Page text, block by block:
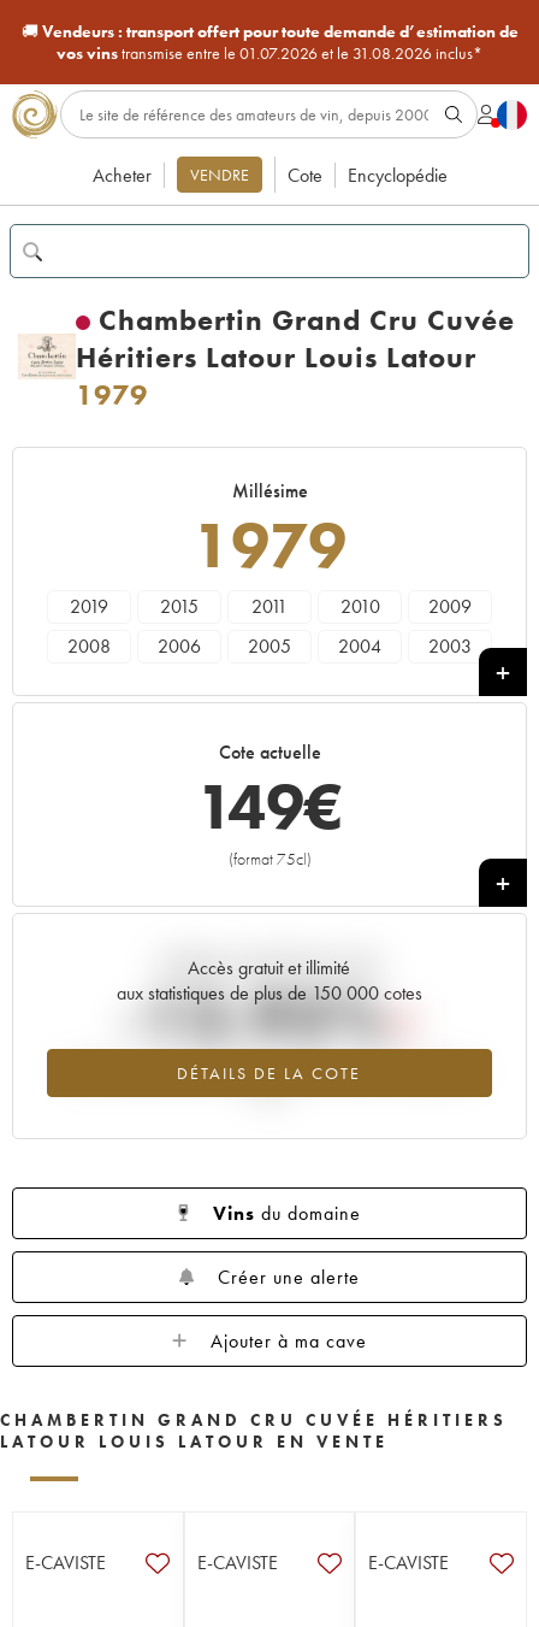
🚚Vendeurs : transport offert pour toute demande d’estimation de
vos vinstransmise entre le 01.07.2026 et le 31.08.2026 inclus*
Acheter VENDRE Cote Encyclopédie
Chambertin Grand Cru Cuvée
Héritiers Latour Louis Latour
1979
Millésime
1979
2019 2015 2011 2010
2009
2008
2006 2005 2004
2003
1979
1970
Cote actuelle
149€
(format 75cl)
+
Accès gratuit et illimité
aux statistiques de plus de 150 000 cotes
DÉTAILS DE LA COTE
Tendance actuelle de la cote
-13.93%
Tendance à la baisse du millésime 1979 en 2026 par rapport à
Vins du domaine
Créer une alerte
Ajouter à ma cave
CHAMBERTIN GRAND CRU CUVÉE HÉRITIERS
LATOUR LOUIS LATOUR EN VENTE
E-CAVISTE E-CAVISTE E-CAVISTE